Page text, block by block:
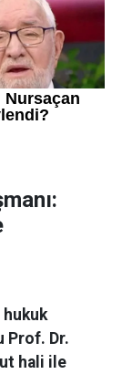
hukuk
Prof. Dr.
hali ile